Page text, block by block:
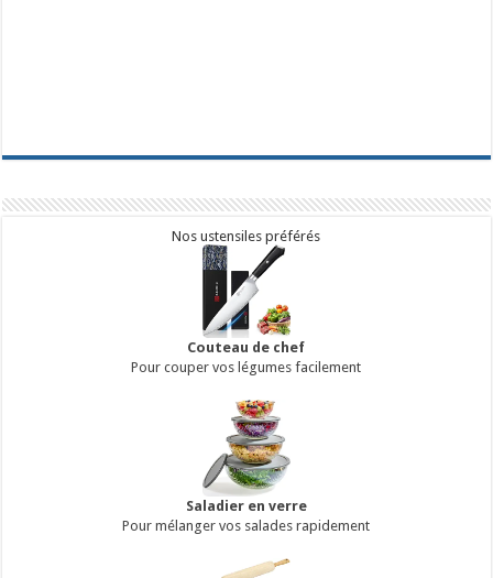
Nos ustensiles préférés
Couteau de chef
Pour couper vos légumes facilement
Saladier en verre
Pour mélanger vos salades rapidement